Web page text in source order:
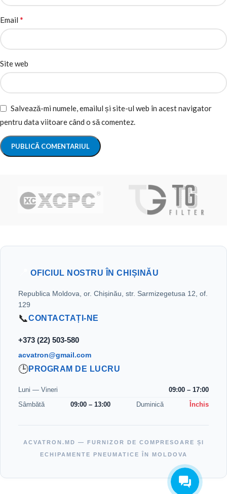
Email *
Site web
Salvează-mi numele, emailul și site-ul web în acest navigator
pentru data viitoare când o să comentez.
OFICIUL NOSTRU ÎN CHIȘINĂU
Republica Moldova, or. Chișinău, str. Sarmizegetusa 12, of.
129
📞CONTACTAȚI-NE
+373 (22) 503-580
acvatron@gmail.com
🕒PROGRAM DE LUCRU
Luni — Vineri
09:00 – 17:00
Sâmbătă
09:00 – 13:00 Duminică Închis
ACVATRON.MD — FURNIZOR DE COMPRESOARE ȘI
ECHIPAMENTE PNEUMATICE ÎN MOLDOVA